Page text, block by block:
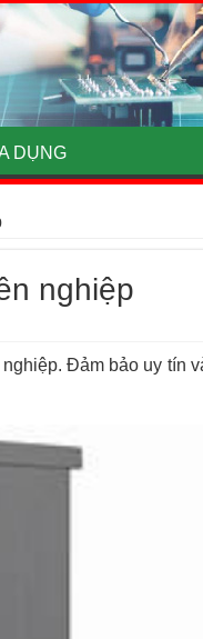
DỤNG
nghiệp
Đảm bảo uy tín